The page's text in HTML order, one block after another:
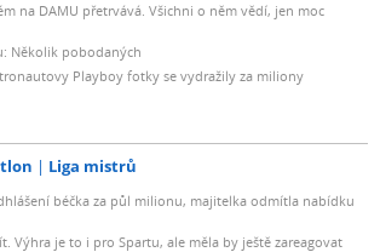
na DAMU přetrvává. Všichni o něm vědí, jen moc
Několik pobodaných
Playboy fotky se vydražily za miliony
Liga mistrů
béčka za půl milionu, majitelka odmítla nabídku
Výhra je to i pro Spartu, ale měla by ještě zareagovat